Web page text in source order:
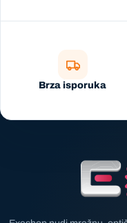
Brza isporuka